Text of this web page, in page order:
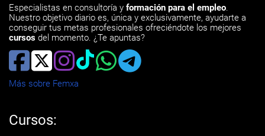
Especialistas en consultoría y formación para el empleo.
Nuestro objetivo diario es, única y exclusivamente, ayudarte a
conseguir tus metas profesionales ofreciéndote los mejores
cursos del momento. ¿Te apuntas?
Más sobre Femxa
Cursos: